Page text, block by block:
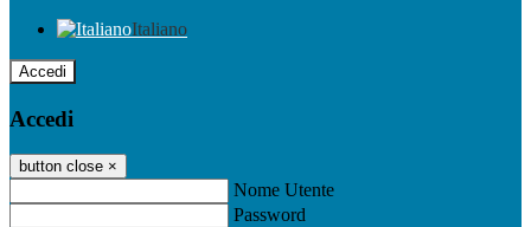
Italiano
Accedi
Accedi
button close ×
Nome Utente
Password